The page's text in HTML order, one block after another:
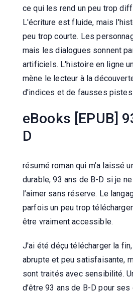
ce qui les rend un peu trop
L'écriture est fluide, mais
peu trop courte. Les
mais les dialogues sonnent
artificiels. L'histoire en ligne
mène le lecteur à la
d'indices et de fausses pistes.
eBooks [EPUB]
D
résumé roman qui m’a laissé
durable, 93 ans de B-D si je
l’aimer sans réserve. Le
parfois un peu trop
être vraiment accessible.
J'ai été déçu télécharger la
abrupte et peu satisfaisante,
sont traités avec sensibilité.
d’être 93 ans de B-D pour